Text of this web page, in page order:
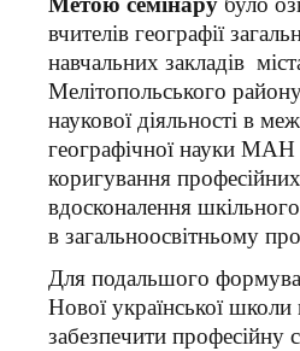
вчителів географії
навчальних закладів
Мелітопольського
наукової діяльності в
географічної науки
коригування
вдосконалення
в загальноосвітньому
Для подальшого
Нової української школи
забезпечити професійну